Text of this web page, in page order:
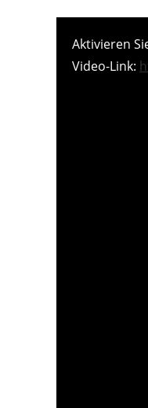
Aktivieren
Video-Link: